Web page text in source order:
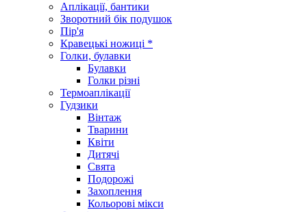
Аплікації, бантики
Зворотний бік подушок
Пір'я
Кравецькі ножиці *
Голки, булавки
Булавки
Голки різні
Термоаплікації
Гудзики
Вінтаж
Тварини
Квіти
Дитячі
Свята
Подорожі
Захоплення
Кольорові мікси